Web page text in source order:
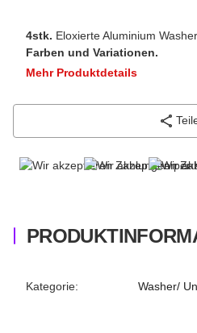
4stk. Eloxierte Aluminium
Farben und Variationen.
Mehr Produktdetails
Produkteigenschaft
Wert
Kategorie: Washer/